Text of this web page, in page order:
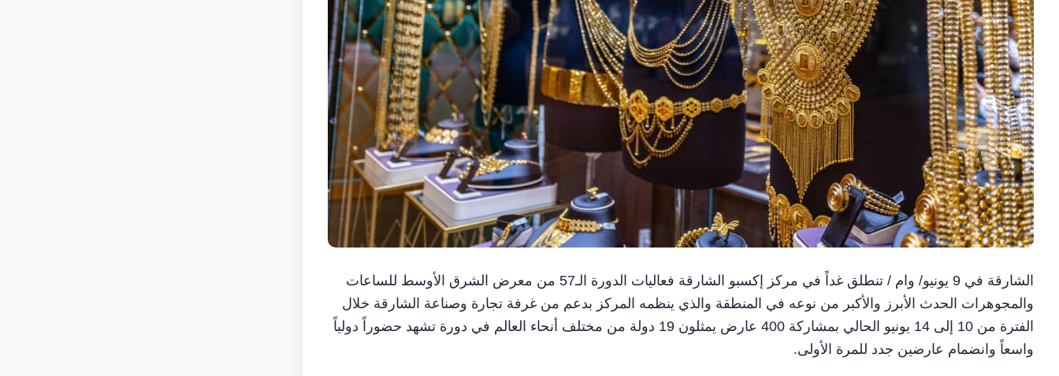
الشارقة في 9 يونيو/ وام / تنطلق غداً في مركز إكسبو الشارقة فعاليات الدورة الـ57 من معرض الشرق الأوسط للساعات
والمجوهرات الحدث الأبرز والأكبر من نوعه في المنطقة والذي ينظمه المركز بدعم من غرفة تجارة وصناعة الشارقة خلال
الفترة من 10 إلى 14 يونيو الحالي بمشاركة 400 عارض يمثلون 19 دولة من مختلف أنحاء العالم في دورة تشهد حضوراً دولياً
واسعاً وانضمام عارضين جدد للمرة الأولى.